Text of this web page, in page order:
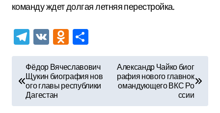
команду ждет долгая летняя перестройка.
Telegram
VK Odnoklassniki
Фёдор Вячеславович
Щукин биография нов
ого главы республики
Дагестан
Александр Чайко биог
рафия нового главнок
омандующего ВКС Ро
ссии